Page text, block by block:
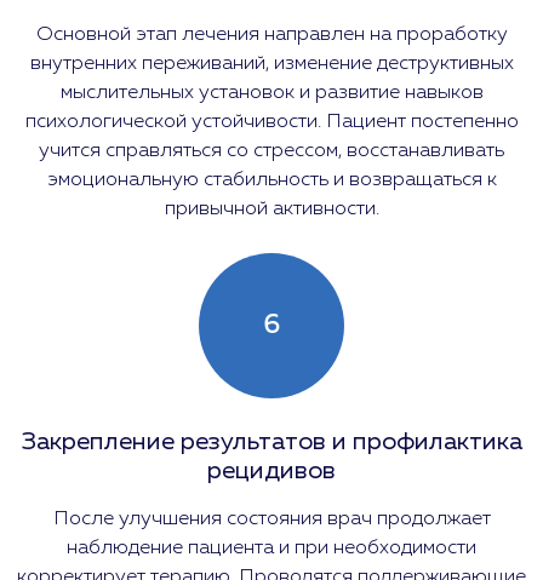
Основной этап лечения направлен на проработку
внутренних переживаний, изменение деструктивных
мыслительных установок и развитие навыков
психологической устойчивости. Пациент постепенно
учится справляться со стрессом, восстанавливать
эмоциональную стабильность и возвращаться к
привычной активности.
6
Закрепление результатов и профилактика
рецидивов
После улучшения состояния врач продолжает
наблюдение пациента и при необходимости